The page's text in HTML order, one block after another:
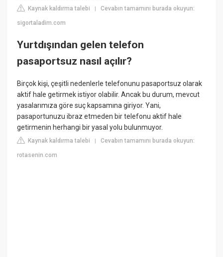
Kaynak kaldırma talebi |Cevabın tamamını burada okuyun:
sigortaladim.com
Yurtdışından gelen telefon
pasaportsuz nasıl açılır?
Birçok kişi, çeşitli nedenlerle telefonunu pasaportsuz olarak
aktif hale getirmek istiyor olabilir. Ancak bu durum, mevcut
yasalarımıza göre suç kapsamına giriyor. Yani,
pasaportunuzu ibraz etmeden bir telefonu aktif hale
getirmenin herhangi bir yasal yolu bulunmuyor.
Kaynak kaldırma talebi |Cevabın tamamını burada okuyun:
rotasenin.com